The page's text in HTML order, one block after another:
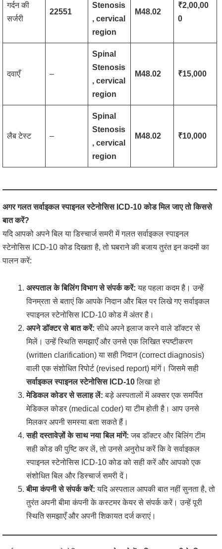
गर्दन की
सर्जरी
22551
Stenosis
, cervical
region
M48.02
₹2,00,00
0
दवाएँ –
Spinal
Stenosis
, cervical
region
M48.02 ₹15,000
लैब टेस्ट –
Spinal
Stenosis
, cervical
region
M48.02 ₹10,000
अगर गलत सर्वाइकल स्पाइनल स्टेनोसिस ICD-10 कोड मिल जाए तो किससे
बात करें?
यदि आपको अपने बिल या डिस्चार्ज समरी में गलत सर्वाइकल स्पाइनल
स्टेनोसिस ICD-10 कोड दिखता है, तो घबराने की बजाय तुरंत इन कदमों का
पालन करें:
अस्पताल के बिलिंग विभाग से संपर्क करें: यह पहला कदम है। उन्हें
विनम्रता से बताएं कि आपके निदान और बिल पर लिखे गए सर्वाइकल
स्पाइनल स्टेनोसिस ICD-10 कोड में अंतर है।
अपने डॉक्टर से बात करें: सीधे अपने इलाज करने वाले डॉक्टर से
मिलें। उन्हें स्थिति समझाएँ और उनसे एक लिखित स्पष्टीकरण
(written clarification) या सही निदान (correct diagnosis)
वाली एक संशोधित रिपोर्ट (revised report) मांगें। जिसमे सही
सर्वाइकल स्पाइनल स्टेनोसिस ICD-10लिखा हो
मेडिकल कोडर से सलाह लें: बड़े अस्पतालों में अक्सर एक समर्पित
मेडिकल कोडर (medical coder) या टीम होती है। आप उनसे
मिलकर अपनी समस्या बता सकते हैं।
सही दस्तावेज़ों के साथ नया बिल मांगें: जब डॉक्टर और बिलिंग टीम
सही कोड की पुष्टि कर लें, तो उनसे अनुरोध करें कि वे सर्वाइकल
स्पाइनल स्टेनोसिस ICD-10 कोड को सही करें और आपको एक
संशोधित बिल और डिस्चार्ज समरी दें।
बीमा कंपनी से संपर्क करें: यदि अस्पताल आपकी बात नहीं सुनता है, तो
तुरंत अपनी बीमा कंपनी के कस्टमर केयर से संपर्क करें। उन्हें पूरी
स्थिति समझाएँ और अपनी शिकायत दर्ज कराएं।